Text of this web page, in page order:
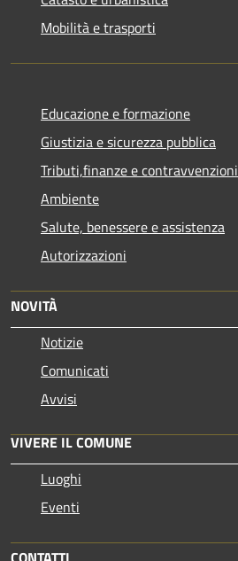
Mobilità e trasporti
Educazione e formazione
Giustizia e sicurezza pubblica
Tributi,finanze e contravvenzioni
Ambiente
Salute, benessere e assistenza
Autorizzazioni
NOVITÀ
Notizie
Comunicati
Avvisi
VIVERE IL COMUNE
Luoghi
Eventi